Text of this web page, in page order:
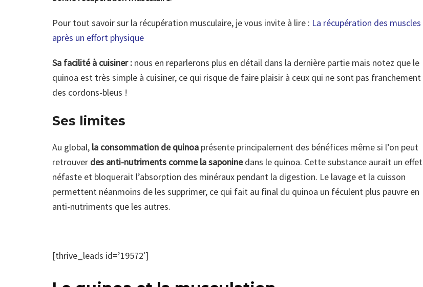
Pour tout savoir sur la récupération musculaire, je vous invite à lire : La récupération des muscles
après un effort physique
Sa facilité à cuisiner : nous en reparlerons plus en détail dans la dernière partie mais notez que le
quinoa est très simple à cuisiner, ce qui risque de faire plaisir à ceux qui ne sont pas franchement
des cordons-bleus !
Ses limites
Au global, la consommation de quinoa présente principalement des bénéfices même si l’on peut
retrouver des anti-nutriments comme la saponinedans le quinoa. Cette substance aurait un effet
néfaste et bloquerait l’absorption des minéraux pendant la digestion. Le lavage et la cuisson
permettent néanmoins de les supprimer, ce qui fait au final du quinoa un féculent plus pauvre en
anti-nutriments que les autres.
[thrive_leads id=’19572′]